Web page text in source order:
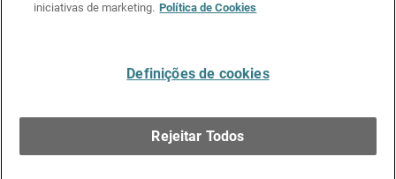
iniciativas de marketing. Política de Cookies
Definições de cookies
Rejeitar Todos